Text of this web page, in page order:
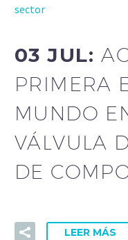
sector
03 JUL:
PRIMERA
MUNDO
VÁLVULA
DE
LEER MÁS